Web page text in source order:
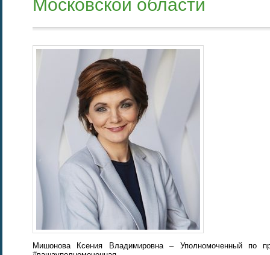
Московской области
Мишонова Ксения Владимировна – Уполномоченный по